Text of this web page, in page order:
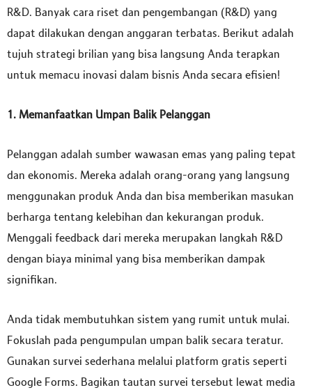
R&D. Banyak cara riset dan pengembangan (R&D) yang
dapat dilakukan dengan anggaran terbatas. Berikut adalah
tujuh strategi brilian yang bisa langsung Anda terapkan
untuk memacu inovasi dalam bisnis Anda secara efisien!
1. Memanfaatkan Umpan Balik Pelanggan
Pelanggan adalah sumber wawasan emas yang paling tepat
dan ekonomis. Mereka adalah orang-orang yang langsung
menggunakan produk Anda dan bisa memberikan masukan
berharga tentang kelebihan dan kekurangan produk.
Menggali feedback dari mereka merupakan langkah R&D
dengan biaya minimal yang bisa memberikan dampak
signifikan.
Anda tidak membutuhkan sistem yang rumit untuk mulai.
Fokuslah pada pengumpulan umpan balik secara teratur.
Gunakan survei sederhana melalui platform gratis seperti
Google Forms. Bagikan tautan survei tersebut lewat media